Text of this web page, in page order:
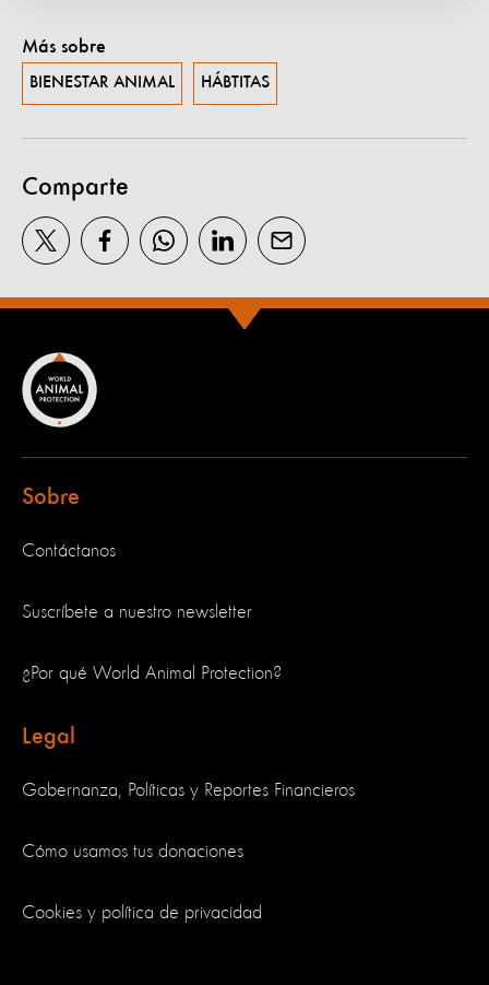
Más sobre
BIENESTAR ANIMAL HÁBTITAS
Comparte
Sobre
Contáctanos
Suscríbete a nuestro newsletter
¿Por qué World Animal Protection?
Legal
Gobernanza, Políticas y Reportes Financieros
Cómo usamos tus donaciones
Cookies y política de privacidad